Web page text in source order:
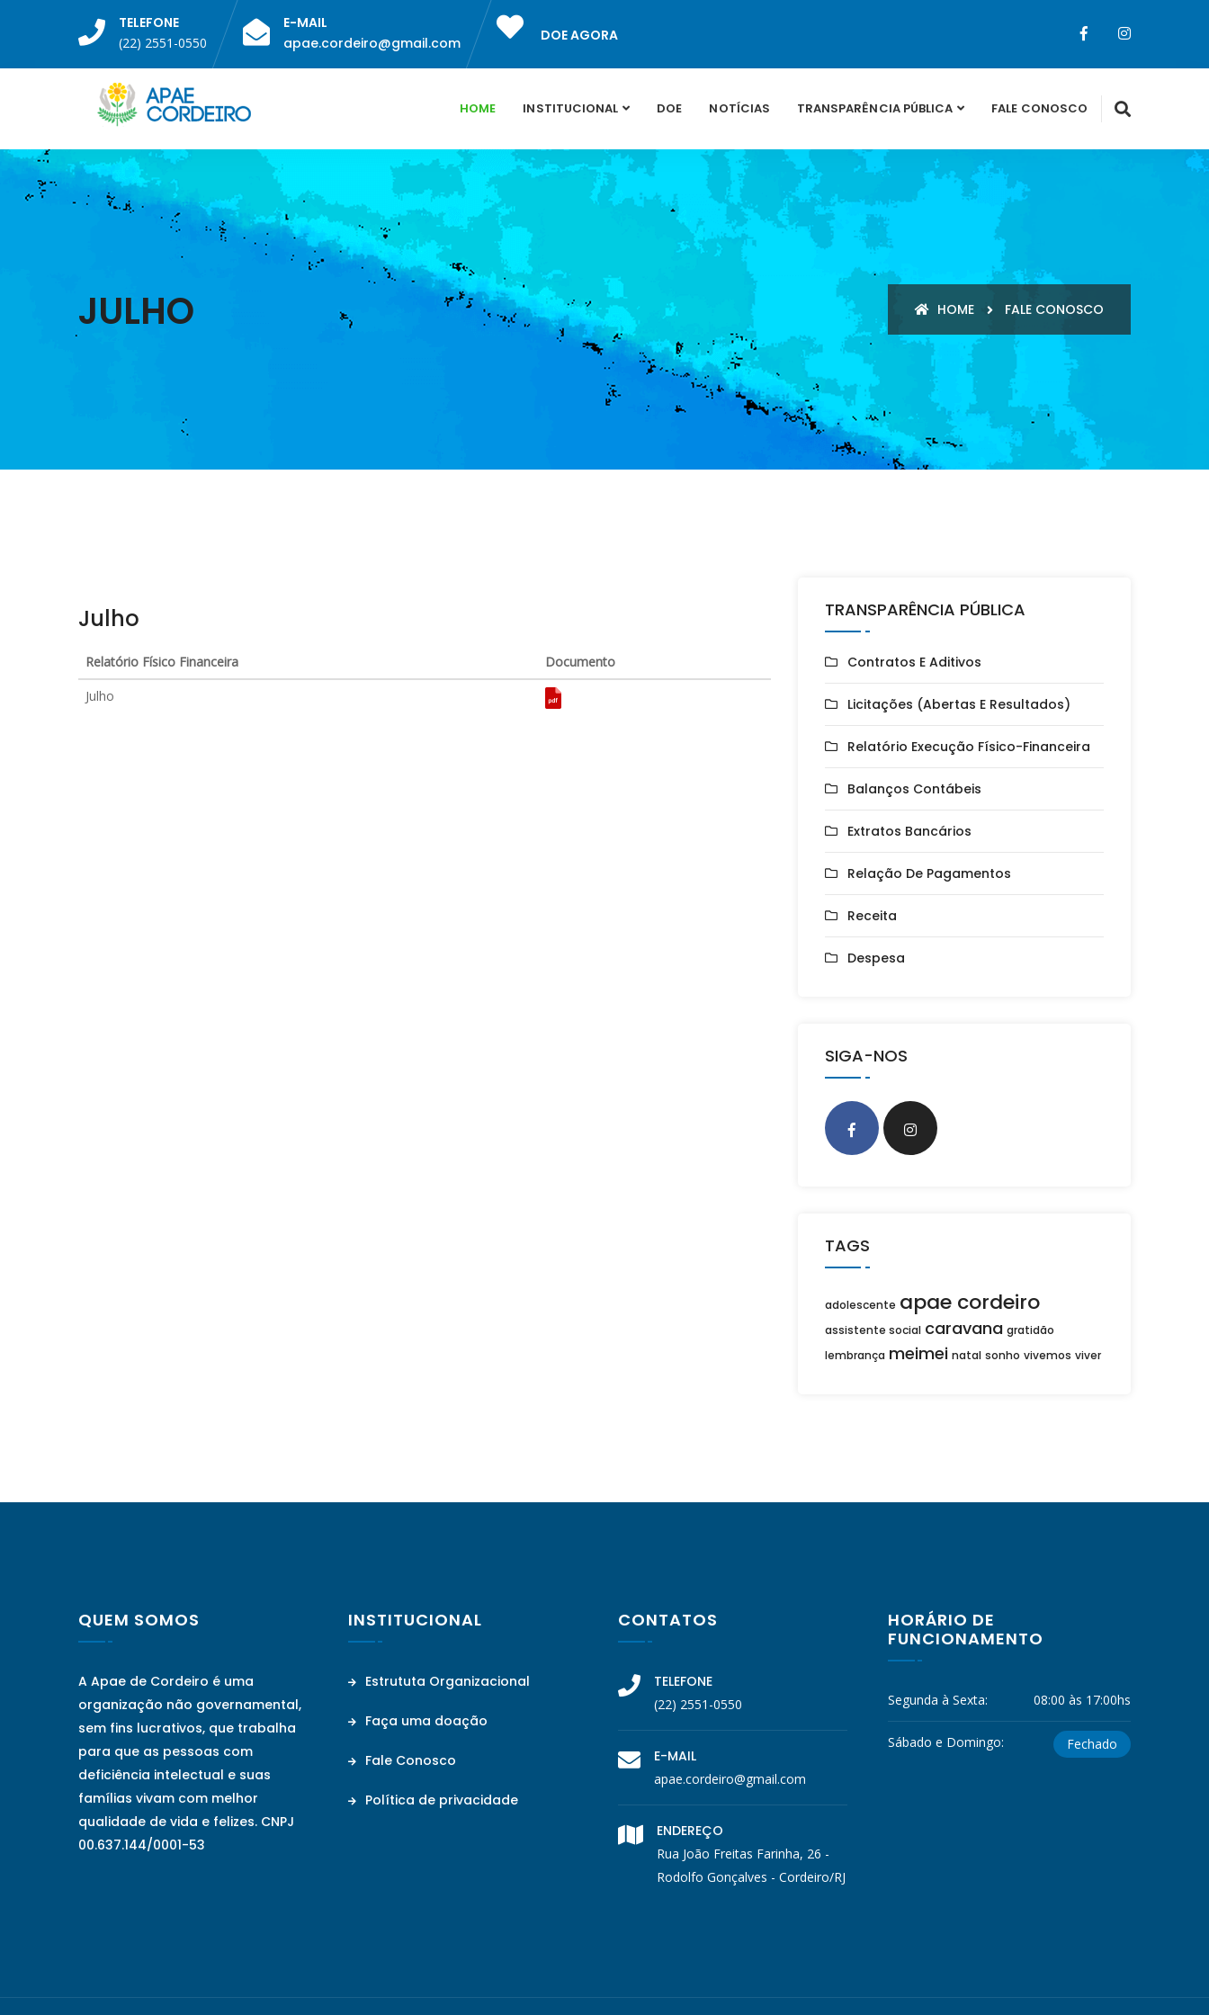
TELEFONE
(22) 2551-0550
E-MAIL
apae.cordeiro@gmail.com
DOE AGORA
HOME INSTITUCIONAL DOE NOTÍCIAS TRANSPARÊNCIA PÚBLICA FALE CONOSCO
JULHO HOME FALE CONOSCO
Julho
Relatório Físico Financeira
Documento
Julho
TRANSPARÊNCIA PÚBLICA
Contratos E Aditivos
Licitações (Abertas E Resultados)
Relatório Execução Físico-Financeira
Balanços Contábeis
Extratos Bancários
Relação De Pagamentos
Receita
Despesa
SIGA-NOS
TAGS
adolescente apae cordeiro
assistente social caravana gratidão
lembrança meimei natal sonho vivemos viver
QUEM SOMOS
A Apae de Cordeiro é uma
organização não governamental,
sem fins lucrativos, que trabalha
para que as pessoas com
deficiência intelectual e suas
famílias vivam com melhor
qualidade de vida e felizes. CNPJ
00.637.144/0001-53
INSTITUCIONAL
Estrututa Organizacional
Faça uma doação
Fale Conosco
Política de privacidade
CONTATOS
TELEFONE
(22) 2551-0550
E-MAIL
apae.cordeiro@gmail.com
ENDEREÇO
Rua João Freitas Farinha, 26 -
Rodolfo Gonçalves - Cordeiro/RJ
HORÁRIO DE
FUNCIONAMENTO
Segunda à Sexta: 08:00 às 17:00hs
Sábado e Domingo: Fechado